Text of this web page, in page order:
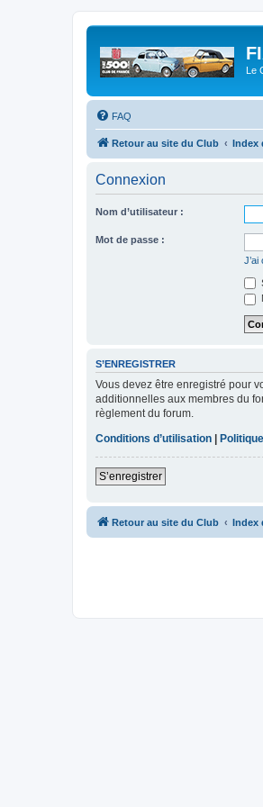
Le
FAQ
Retour au site du Club Index
Connexion
Nom d’utilisateur :
Mot de passe :
S’ENREGISTRER
Vous devez être enregistré pour
additionnelles aux membres du
règlement du forum.
Conditions d’utilisation
S’enregistrer
Retour au site du Club Index